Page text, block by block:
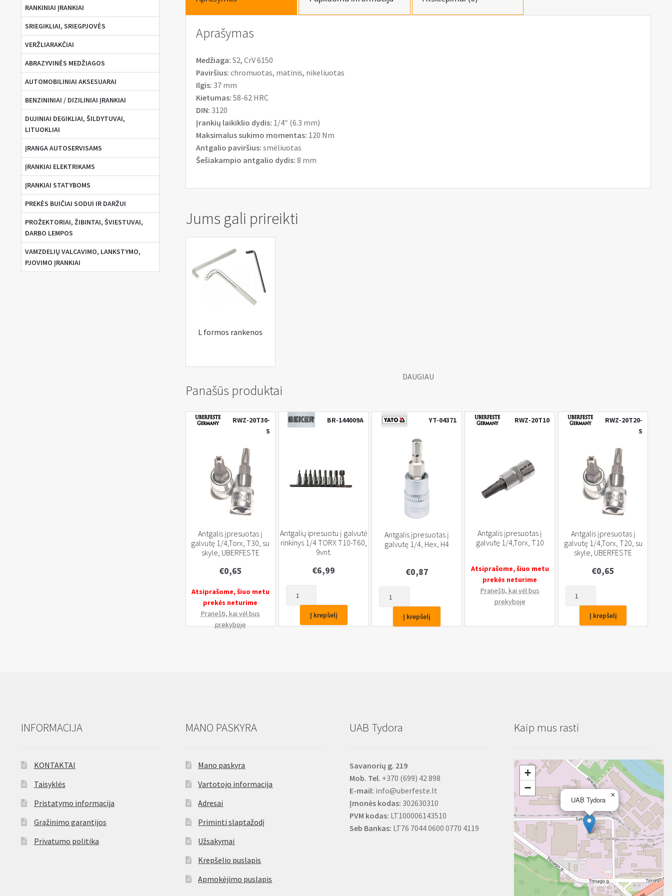
Aprašymas
Medžiaga: S2, CrV 6150
Paviršius: chromuotas, matinis, nikeliuotas
Ilgis: 37 mm
Kietumas: 58-62 HRC
DIN: 3120
Įrankių laikiklio dydis: 1/4″ (6.3 mm)
Maksimalus sukimo momentas: 120 Nm
Antgalio paviršius: smėliuotas
Šešiakampio antgalio dydis: 8 mm
Jums gali prireikti
L formos rankenos
DAUGIAU
Panašūs produktai
RWZ-20T30-
S
Antgalis įpresuotas į
galvutę 1/4,Torx, T30, su
skyle, UBERFESTE
€0,65
Atsiprašome, šiuo metu
prekės neturime
Pranešti, kai vėl bus
prekyboje
BR-144009A
Antgalių ipresuotu į galvutė
rinkinys 1/4 TORX T10-T60,
9vnt.
€6,99
ipresuotu
Į krepšelį
YT-04371
Antgalis įpresuotas į
galvutę 1/4, Hex, H4
€0,87
įpresuotas
Į krepšelį
RWZ-20T10
Antgalis įpresuotas į
galvutę 1/4,Torx, T10
Atsiprašome, šiuo metu
prekės neturime
Pranešti, kai vėl bus
prekyboje
RWZ-20T20-
S
Antgalis įpresuotas į
galvutę 1/4,Torx, T20, su
skyle, UBERFESTE
€0,65
įpresuotas
Į krepšelį
RANKINIAI ĮRANKIAI
SRIEGIKLIAI, SRIEGPJOVĖS
VERŽLIARAKČIAI
ABRAZYVINĖS MEDŽIAGOS
AUTOMOBILINIAI AKSESUARAI
BENZININIAI / DIZILINIAI ĮRANKIAI
DUJINIAI DEGIKLIAI, ŠILDYTUVAI,
LITUOKLIAI
ĮRANGA AUTOSERVISAMS
ĮRANKIAI ELEKTRIKAMS
ĮRANKIAI STATYBOMS
PREKĖS BUIČIAI SODUI IR DARŽUI
PROŽEKTORIAI, ŽIBINTAI, ŠVIESTUVAI,
DARBO LEMPOS
VAMZDELIŲ VALCAVIMO, LANKSTYMO,
PJOVIMO ĮRANKIAI
INFORMACIJA
KONTAKTAI
Taisyklės
Pristatymo informacija
Grąžinimo garantijos
Privatumo politika
MANO PASKYRA
Mano paskyra
Vartotojo informacija
Adresai
Priminti slaptažodį
Užsakymai
Krepšelio puslapis
Apmokėjimo puslapis
UAB Tydora
Savanorių g. 219
Mob. Tel. +370 (699) 42 898
E-mail: info@uberfeste.lt
Įmonės kodas: 302630310
PVM kodas: LT100006143510
Seb Bankas: LT76 7044 0600 0770 4119
Kaip mus rasti
UAB Tydora
×
+
−